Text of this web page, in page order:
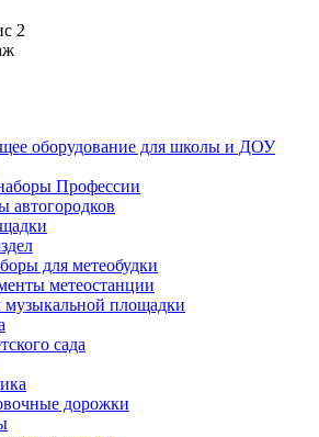
2
оборудование для школы и ДОУ
Профессии
автогородков
для метеобудки
метеостанции
площадки
сада
дорожки